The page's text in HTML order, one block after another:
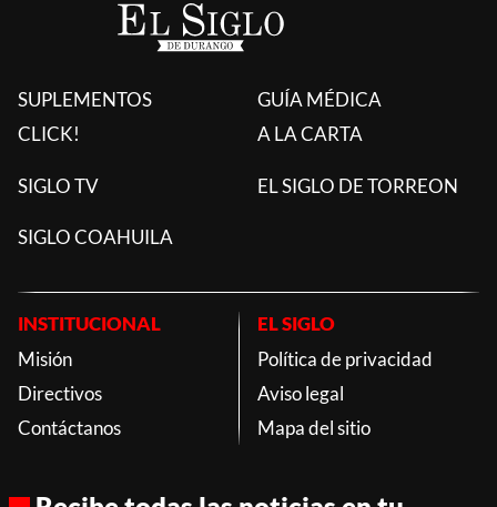
SUPLEMENTOS
CLICK!
GUÍA MÉDICA
A LA CARTA
SIGLO TV EL SIGLO DE TORREON
SIGLO COAHUILA
INSTITUCIONAL
Misión
Directivos
Contáctanos
EL SIGLO
Política de privacidad
Aviso legal
Mapa del sitio